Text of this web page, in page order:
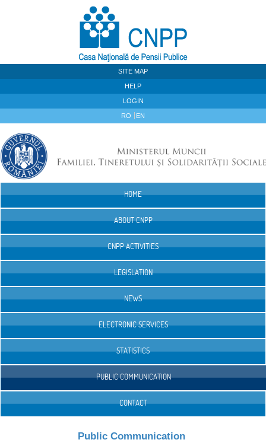
SITE MAP
HELP
LOGIN
RO EN
HOME
ABOUT CNPP
CNPP ACTIVITIES
LEGISLATION
NEWS
ELECTRONIC SERVICES
STATISTICS
PUBLIC COMMUNICATION
CONTACT
Public Communication